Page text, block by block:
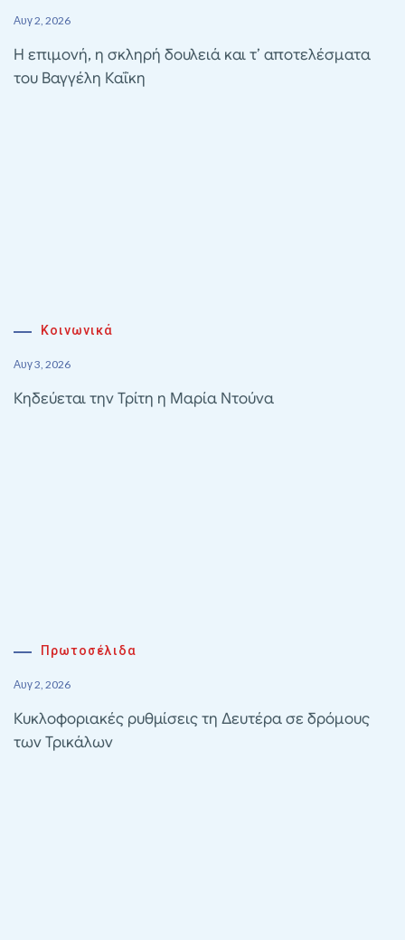
Αυγ 2, 2026
Η επιμονή, η σκληρή δουλειά και τ’ αποτελέσματα
του Βαγγέλη Καΐκη
Κοινωνικά
Αυγ 3, 2026
Κηδεύεται την Τρίτη η Μαρία Ντούνα
Πρωτοσέλιδα
Αυγ 2, 2026
Κυκλοφοριακές ρυθμίσεις τη Δευτέρα σε δρόμους
των Τρικάλων